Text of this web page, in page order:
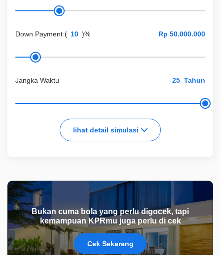
Down Payment ( )%
Jangka Waktu Tahun
lihat detail simulasi
Bukan cuma bola yang perlu digocek, tapi
kemampuan KPRmu juga perlu di cek
Cek Sekarang